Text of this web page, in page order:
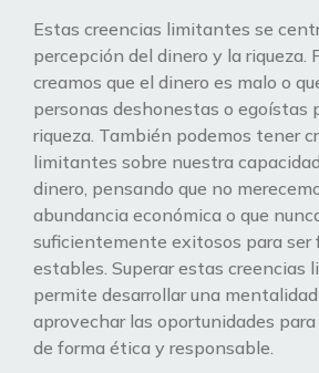
Estas creencias limitantes se
percepción del dinero y la riqueza.
creamos que el dinero es malo o
personas deshonestas o egoístas
riqueza. También podemos tener
limitantes sobre nuestra
dinero, pensando que no
abundancia económica o que
suficientemente exitosos para ser
estables. Superar estas creencias
permite desarrollar una
aprovechar las oportunidades
de forma ética y responsable.